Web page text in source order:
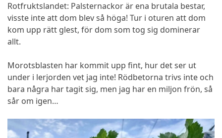
Rotfruktslandet: Palsternackor är ena brutala bestar,
visste inte att dom blev så höga! Tur i oturen att dom
kom upp rätt glest, för dom som tog sig dominerar
allt.
Morotsblasten har kommit upp fint, hur det ser ut
under i lerjorden vet jag inte! Rödbetorna trivs inte och
bara några har tagit sig, men jag har en miljon frön, så
sår om igen…